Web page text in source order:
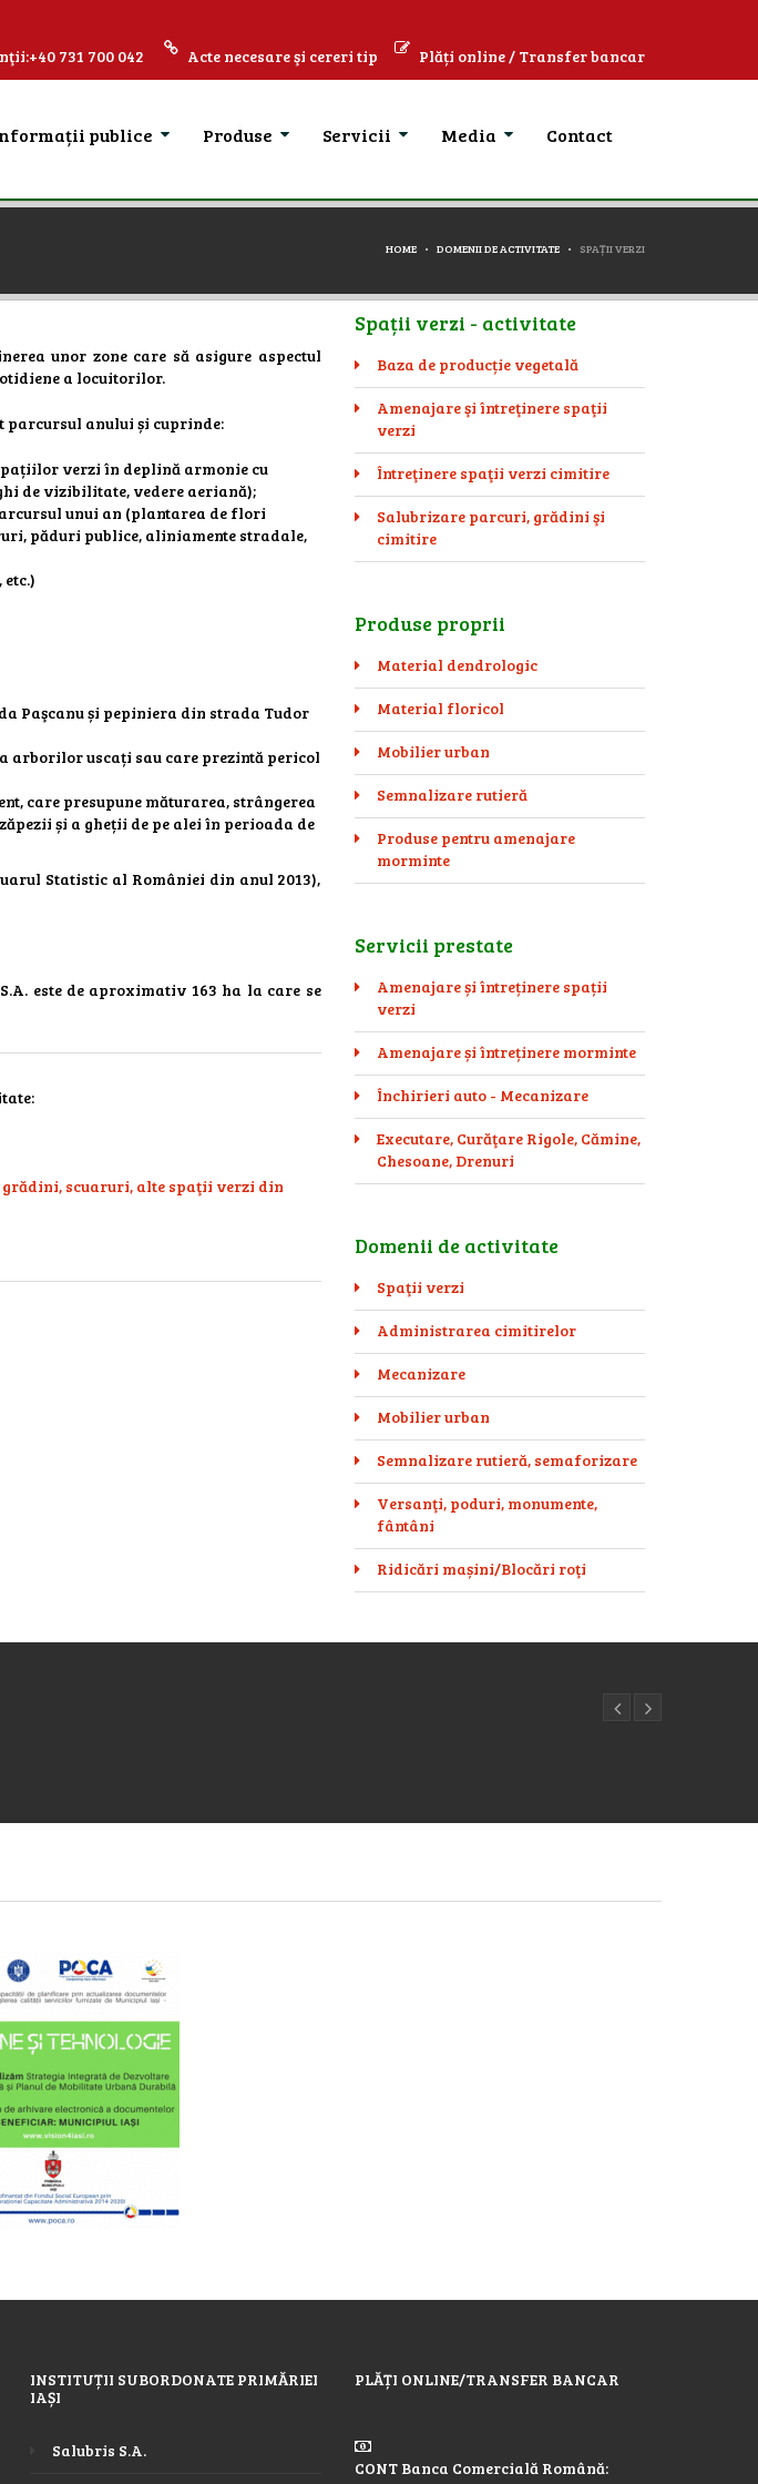
731 700 042
Acte necesare şi cereri tip Plăți online / Transfer bancar
publice Produse Servicii Media Contact
HOME DOMENII DE ACTIVITATE SPAȚII VERZI
unor zone care să asigure aspectul
a locuitorilor.
parcursul anului și cuprinde:
verzi în deplină armonie cu
de vizibilitate, vedere aeriană);
unui an (plantarea de flori
păduri publice, aliniamente stradale,
Paşcanu și pepiniera din strada Tudor
arborilor uscați sau care prezintă pericol
care presupune măturarea, strângerea
și a gheții de pe alei în perioada de
Statistic al României din anul 2013),
este de aproximativ 163 ha la care se
scuaruri, alte spaţii verzi din
Spații verzi - activitate
Baza de producție vegetală
Amenajare şi întreţinere spaţii
verzi
Întreţinere spaţii verzi cimitire
Salubrizare parcuri, grădini şi
cimitire
Produse proprii
Material dendrologic
Material floricol
Mobilier urban
Semnalizare rutieră
Produse pentru amenajare
morminte
Servicii prestate
Amenajare și întreținere spații
verzi
Amenajare și întreținere morminte
Închirieri auto - Mecanizare
Executare, Curăţare Rigole, Cămine,
Chesoane, Drenuri
Domenii de activitate
Spaţii verzi
Administrarea cimitirelor
Mecanizare
Mobilier urban
Semnalizare rutieră, semaforizare
Versanţi, poduri, monumente,
fântâni
Ridicări mașini/Blocări roţi
INSTITUȚII SUBORDONATE PRIMĂRIEI
IAȘI
Salubris S.A.
PLĂȚI ONLINE/TRANSFER BANCAR
CONT Banca Comercială Română: